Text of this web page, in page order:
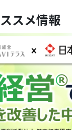
スメ情報